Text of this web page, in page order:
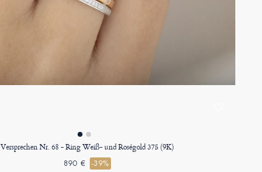
Versprechen Nr. 68 - Ring Weiß- und Roségold 375 (9K)
890 € -39%